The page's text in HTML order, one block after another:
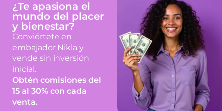
¿Te apasiona el
mundo del placer
y bienestar?
Conviértete en
embajador Nikla y
vende sin inversión
inicial.
Obtén comisiones del
15 al 30% con cada
venta.